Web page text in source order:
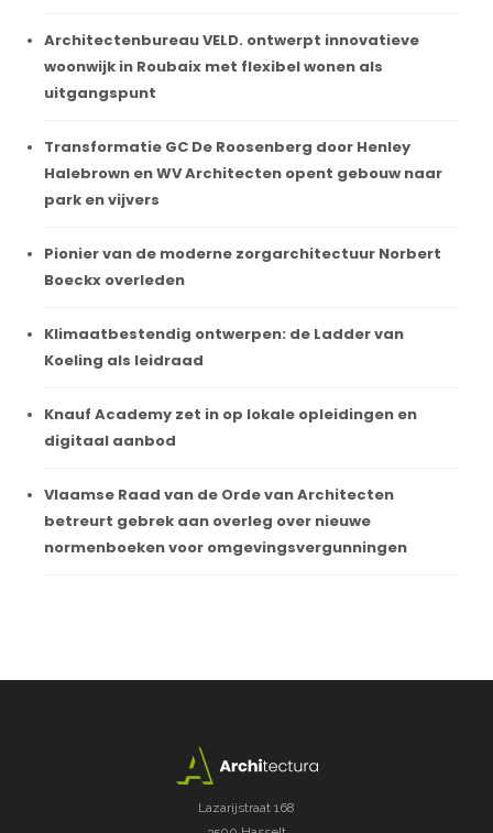
Architectenbureau VELD. ontwerpt innovatieve
woonwijk in Roubaix met flexibel wonen als
uitgangspunt
Transformatie GC De Roosenberg door Henley
Halebrown en WV Architecten opent gebouw naar
park en vijvers
Pionier van de moderne zorgarchitectuur Norbert
Boeckx overleden
Klimaatbestendig ontwerpen: de Ladder van
Koeling als leidraad
Knauf Academy zet in op lokale opleidingen en
digitaal aanbod
Vlaamse Raad van de Orde van Architecten
betreurt gebrek aan overleg over nieuwe
normenboeken voor omgevingsvergunningen
Lazarijstraat 168